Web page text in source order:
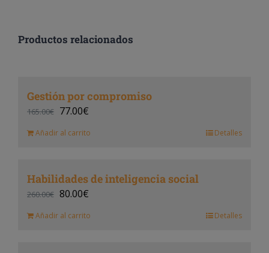
Productos relacionados
Gestión por compromiso
165.00€ 77.00€
Añadir al carrito Detalles
Habilidades de inteligencia social
260.00€ 80.00€
Añadir al carrito Detalles